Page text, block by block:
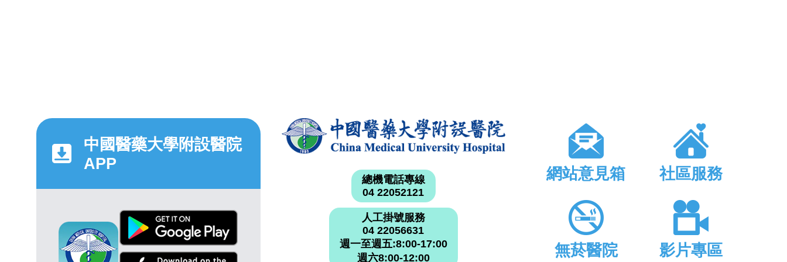
中國醫藥大學附設醫院
APP
總機電話專線
04 22052121
人工掛號服務
04 22056631
週一至週五:8:00-17:00
週六8:00-12:00
網站意見箱 社區服務
無菸醫院 影片專區